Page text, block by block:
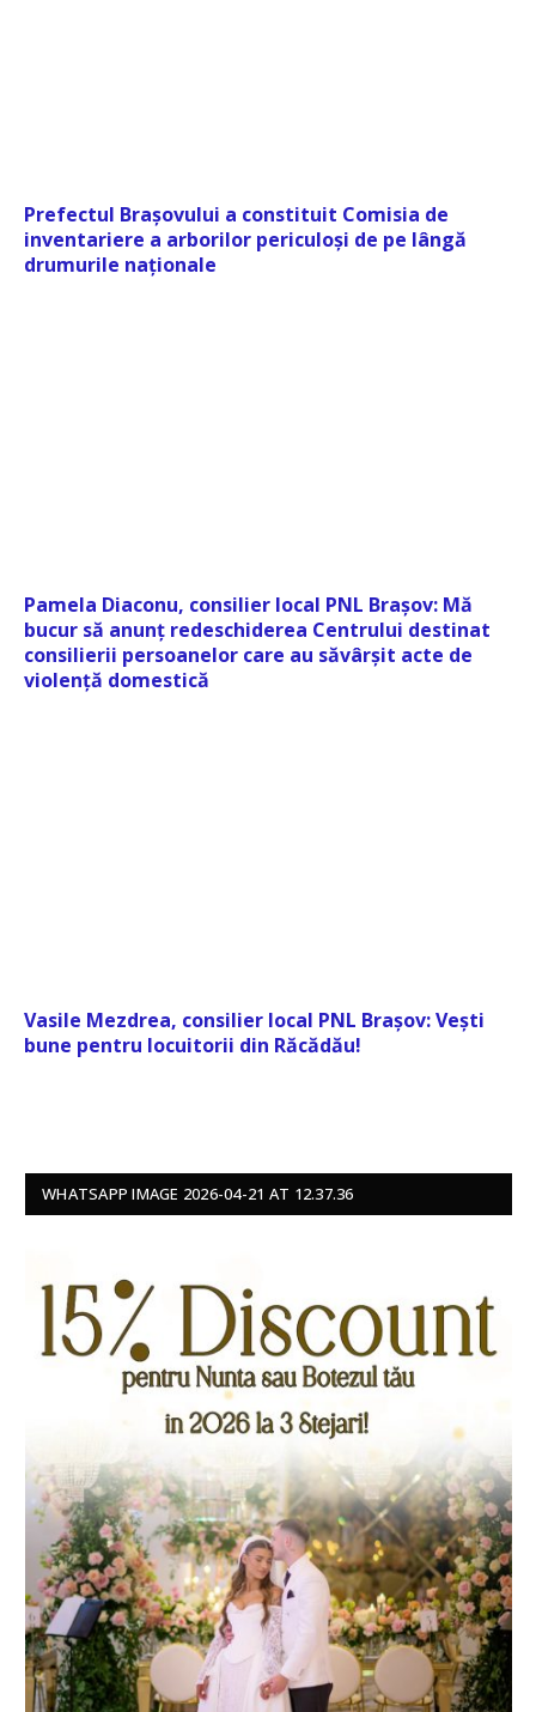
Prefectul Brașovului a constituit Comisia de
inventariere a arborilor periculoși de pe lângă
drumurile naționale
Pamela Diaconu, consilier local PNL Brașov: Mă
bucur să anunț redeschiderea Centrului destinat
consilierii persoanelor care au săvârșit acte de
violență domestică
Vasile Mezdrea, consilier local PNL Brașov: Vești
bune pentru locuitorii din Răcădău!
WHATSAPP IMAGE 2026-04-21 AT 12.37.36